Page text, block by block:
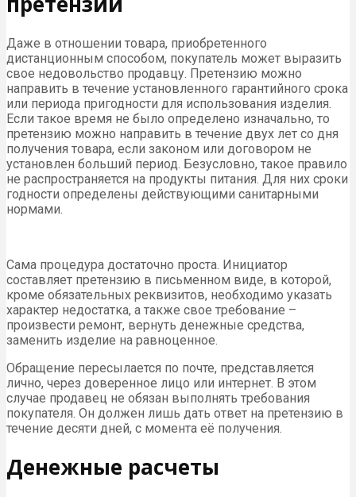
Даже в отношении товара, приобретенного
дистанционным способом, покупатель может выразить
свое недовольство продавцу. Претензию можно
направить в течение установленного гарантийного срока
или периода пригодности для использования изделия.
Если такое время не было определено изначально, то
претензию можно направить в течение двух лет со дня
получения товара, если законом или договором не
установлен больший период. Безусловно, такое правило
не распространяется на продукты питания. Для них сроки
годности определены действующими санитарными
нормами.
Сама процедура достаточно проста. Инициатор
составляет претензию в письменном виде, в которой,
кроме обязательных реквизитов, необходимо указать
характер недостатка, а также свое требование –
произвести ремонт, вернуть денежные средства,
заменить изделие на равноценное.
Обращение пересылается по почте, представляется
лично, через доверенное лицо или интернет. В этом
случае продавец не обязан выполнять требования
покупателя. Он должен лишь дать ответ на претензию в
течение десяти дней, с момента её получения.
Денежные расчеты